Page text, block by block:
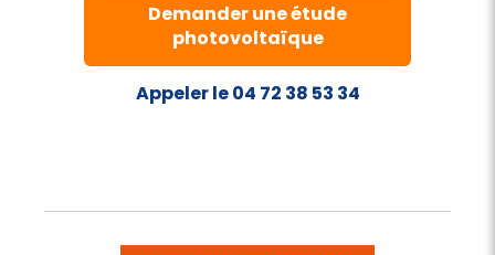
Demander une étude
photovoltaïque
Appeler le 04 72 38 53 34